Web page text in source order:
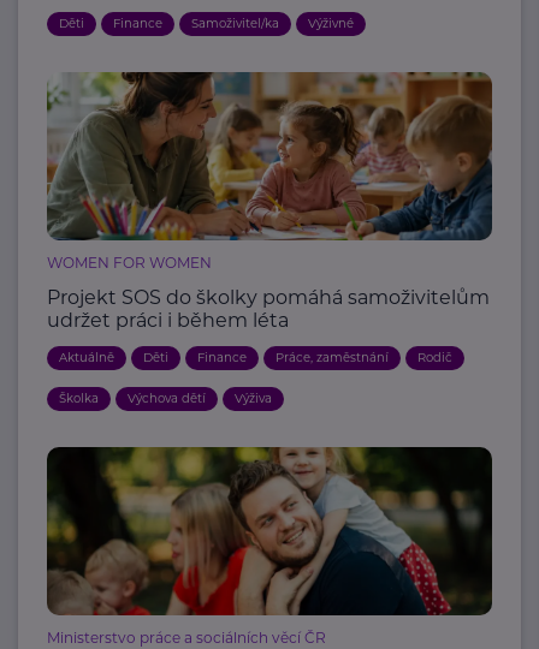
Děti Finance Samoživitel/ka Výživné
WOMEN FOR WOMEN
Projekt SOS do školky pomáhá samoživitelům
udržet práci i během léta
Aktuálně Děti Finance Práce, zaměstnání Rodič
Školka Výchova dětí Výživa
Ministerstvo práce a sociálních věcí ČR